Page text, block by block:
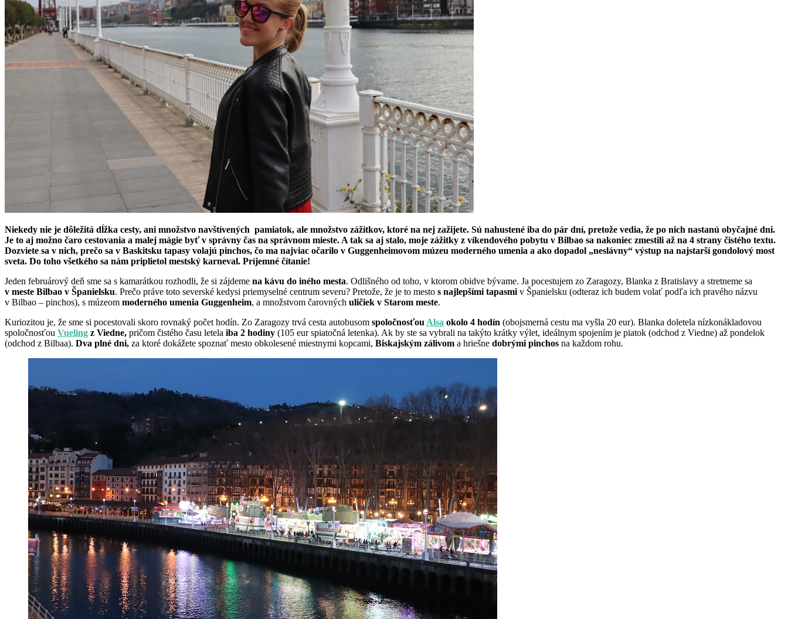
Niekedy nie je dôležitá dĺžka cesty, ani množstvo navštívených pamiatok, ale množstvo zážitkov, ktoré na nej zažijete. Sú nahustené iba do pár dní, pretože vedia, že po nich nastanú obyčajné dni.
Je to aj možno čaro cestovania a malej mágie byť v správny čas na správnom mieste. A tak sa aj stalo, moje zážitky z víkendového pobytu v Bilbao sa nakoniec zmestili až na 4 strany čistého textu.
Dozviete sa v nich, prečo sa v Baskitsku tapasy volajú pinchos, čo ma najviac očarilo v Guggenheimovom múzeu moderného umenia a ako dopadol „neslávny“ výstup na najstarší gondolový most
sveta. Do toho všetkého sa nám priplietol mestský karneval. Príjemné čítanie!
Jeden februárový deň sme sa s kamarátkou rozhodli, že si zájdeme na kávu do iného mesta. Odlišného od toho, v ktorom obidve bývame. Ja pocestujem zo Zaragozy, Blanka z Bratislavy a stretneme sa
v meste Bilbao v Španielsku. Prečo práve toto severské kedysi priemyselné centrum severu? Pretože, že je to mesto s najlepšími tapasmi v Španielsku (odteraz ich budem volať podľa ich pravého názvu
v Bilbao – pinchos), s múzeom moderného umenia Guggenheim, a množstvom čarovných uličiek v Starom meste.
Kuriozitou je, že sme si pocestovali skoro rovnaký počet hodín. Zo Zaragozy trvá cesta autobusom spoločnosťou Alsa okolo 4 hodín (obojsmerná cestu ma vyšla 20 eur). Blanka doletela nízkonákladovou
spoločnosťou Vueling z Viedne, pričom čistého času letela iba 2 hodiny (105 eur spiatočná letenka). Ak by ste sa vybrali na takýto krátky výlet, ideálnym spojením je piatok (odchod z Viedne) až pondelok
(odchod z Bilbaa). Dva plné dni, za ktoré dokážete spoznať mesto obkolesené miestnymi kopcami, Biskajským zálivom a hriešne dobrými pinchos na každom rohu.